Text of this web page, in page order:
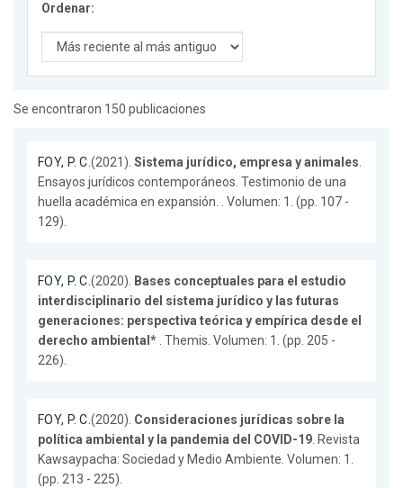
Ordenar:
Se encontraron 150 publicaciones
FOY, P. C.(2021). Sistema jurídico, empresa y animales.
Ensayos jurídicos contemporáneos. Testimonio de una
huella académica en expansión. . Volumen: 1. (pp. 107 -
129).
FOY, P. C.(2020). Bases conceptuales para el estudio
interdisciplinario del sistema jurídico y las futuras
generaciones: perspectiva teórica y empírica desde el
derecho ambiental* . Themis. Volumen: 1. (pp. 205 -
226).
FOY, P. C.(2020). Consideraciones jurídicas sobre la
política ambiental y la pandemia del COVID-19. Revista
Kawsaypacha: Sociedad y Medio Ambiente. Volumen: 1.
(pp. 213 - 225).